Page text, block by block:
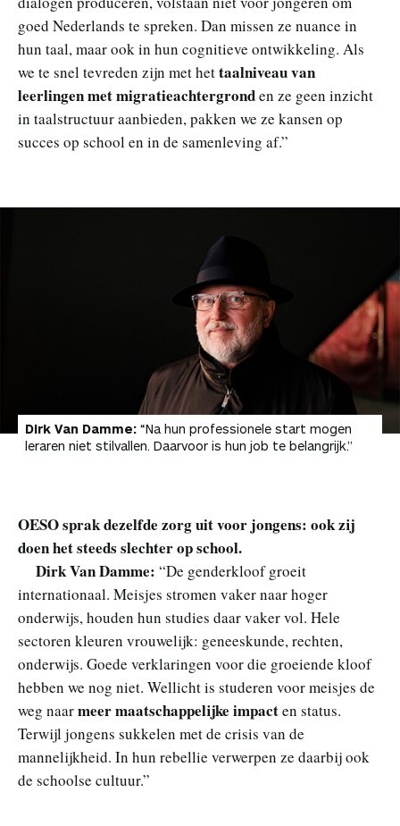
goed Nederlands te spreken. Dan missen ze nuance in
hun taal, maar ook in hun cognitieve ontwikkeling. Als
we te snel tevreden zijn met hettaalniveau van
leerlingen met migratieachtergronden ze geen inzicht
in taalstructuur aanbieden, pakken we ze kansen op
succes op school en in de samenleving af.”
Dirk Van Damme: “Na hun professionele start mogen
leraren niet stilvallen. Daarvoor is hun job te belangrijk.”
OESO sprak dezelfde zorg uit voor jongens: ook zij
doen het steeds slechter op school.
Dirk Van Damme: “De genderkloof groeit
internationaal. Meisjes stromen vaker naar hoger
onderwijs, houden hun studies daar vaker vol. Hele
sectoren kleuren vrouwelijk: geneeskunde, rechten,
onderwijs. Goede verklaringen voor die groeiende kloof
hebben we nog niet. Wellicht is studeren voor meisjes de
weg naarmeer maatschappelijke impacten status.
Terwijl jongens sukkelen met de crisis van de
mannelijkheid. In hun rebellie verwerpen ze daarbij ook
de schoolse cultuur.”